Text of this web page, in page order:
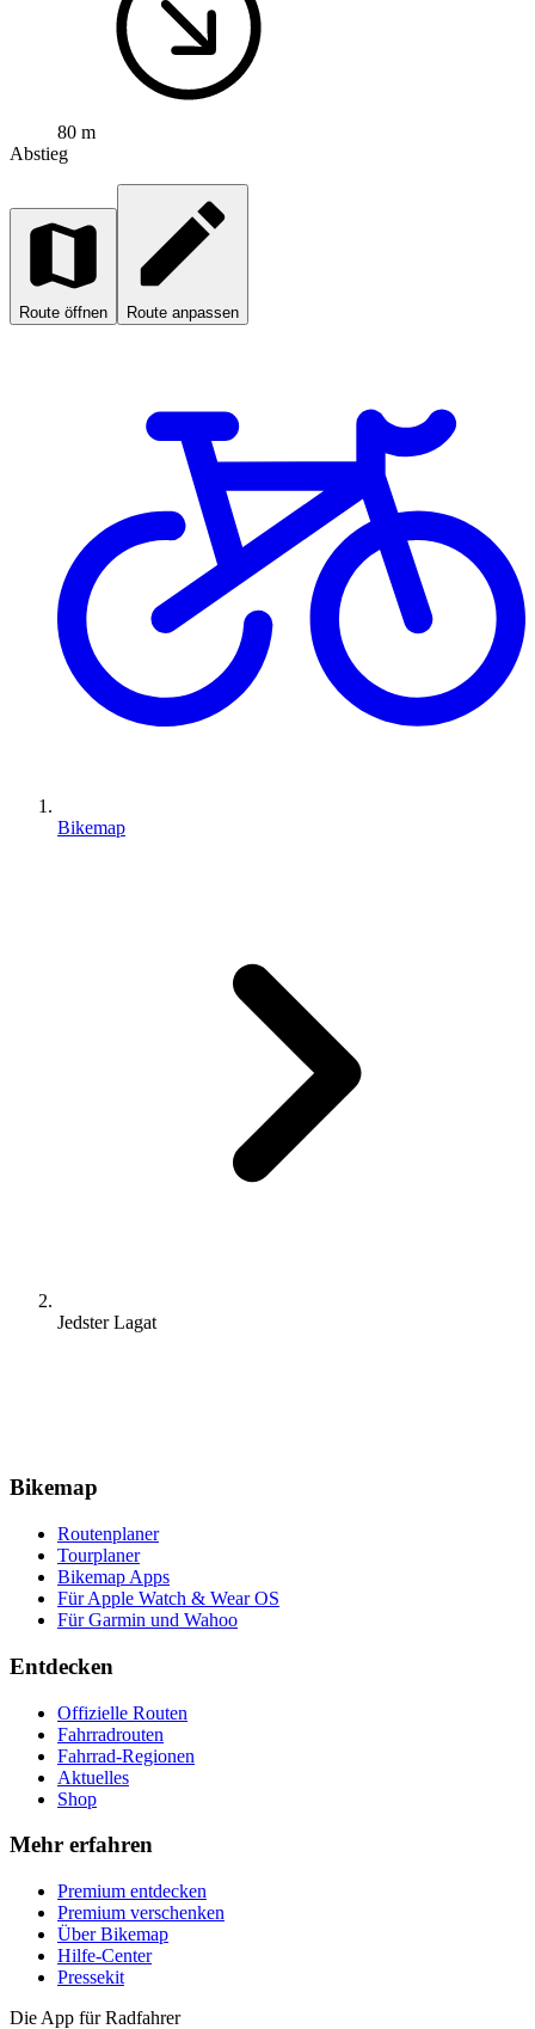
80 m
Abstieg
Route öffnen Route anpassen
Bikemap
Jedster Lagat
Bikemap
Routenplaner
Tourplaner
Bikemap Apps
Für Apple Watch & Wear OS
Für Garmin und Wahoo
Entdecken
Offizielle Routen
Fahrradrouten
Fahrrad-Regionen
Aktuelles
Shop
Mehr erfahren
Premium entdecken
Premium verschenken
Über Bikemap
Hilfe-Center
Pressekit
Die App für Radfahrer